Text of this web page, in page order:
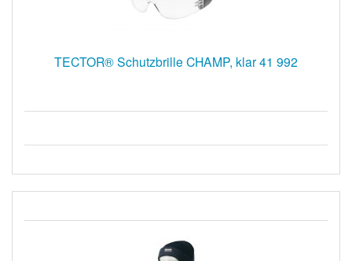
TECTOR® Schutzbrille CHAMP, klar 41 992